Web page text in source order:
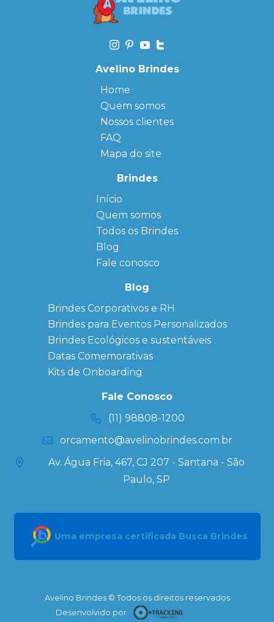
Avelino Brindes
Home
Quem somos
Nossos clientes
FAQ
Mapa do site
Brindes
Início
Quem somos
← Back
FAQ
Sitemap
Todos os Brindes
← Back
Agendas
Personalizadas
Personalizado
personalizados
Brindes
Corporativos
Copos Térmicos
Personalizados
Datas Especiais
Ecobag
Personalizada
Kits
Blog
Fale conosco
Blog
Brindes Corporativos e RH
Brindes para Eventos Personalizados
Brindes Ecológicos e sustentáveis
Datas Comemorativas
Kits de Onboarding
Fale Conosco
(11) 98808-1200
orcamento@avelinobrindes.com.br
Av. Água Fria, 467, CJ 207 - Santana - São
Paulo, SP
Uma empresa certificada Busca Brindes
Avelino Brindes © Todos os direitos reservados
Desenvolvido por